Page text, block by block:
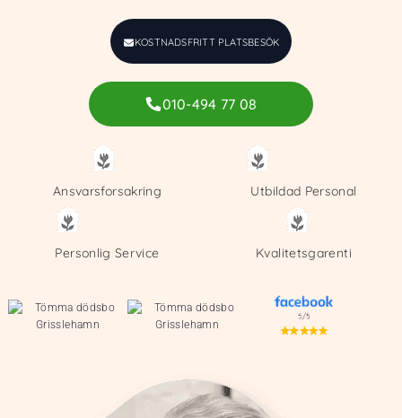
KOSTNADSFRITT PLATSBESÖK
010-494 77 08
Ansvarsforsakring Utbildad Personal
Personlig Service Kvalitetsgarenti